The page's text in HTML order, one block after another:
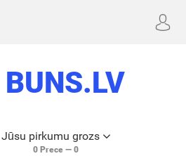
BUNS.LV
Jūsu pirkumu grozs
0Prece — 0